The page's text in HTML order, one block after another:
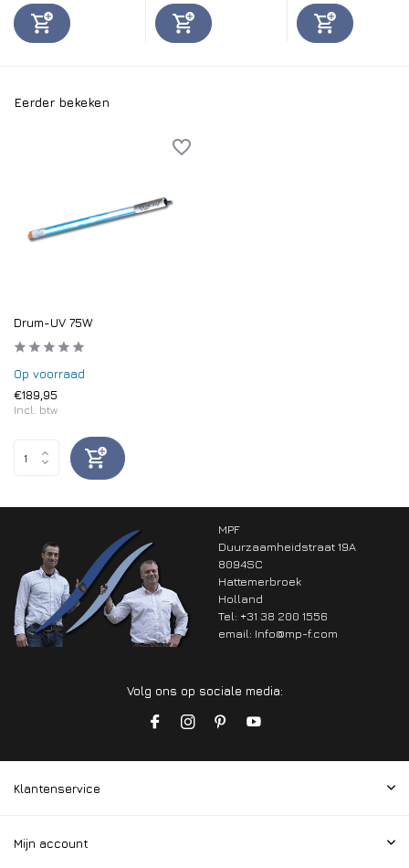
Eerder bekeken
Drum-UV 75W
Op voorraad
€189,95
Incl. btw
MPF
Duurzaamheidstraat 19A
8094SC
Hattemerbroek
Holland
Tel: +31 38 200 1556
email: Info@mp-f.com
Volg ons op sociale media:
Klantenservice
Mijn account